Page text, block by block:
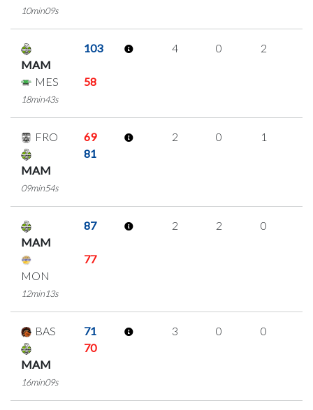
10min09s
MAM
103
MES 58
18min43s
4 0 2
FRO 69
MAM
81
09min54s
2 0 1
MAM
87
MON
77
12min13s
2 2 0
BAS 71
MAM
70
16min09s
3 0 0